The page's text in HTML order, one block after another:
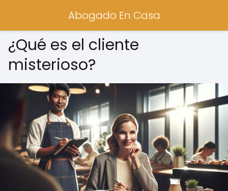
Abogado En Casa
¿Qué es el cliente
misterioso?